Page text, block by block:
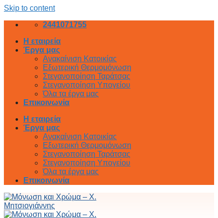
Skip to content
2441071755
Η εταιρεία
Έργα μας
Ανακαίνιση Κατοικίας
Εξωτερική Θερμομόνωση
Στεγανοποίηση Ταράτσας
Στεγανοποίηση Υπογείου
Όλα τα έργα μας
Επικοινωνία
Η εταιρεία
Έργα μας
Ανακαίνιση Κατοικίας
Εξωτερική Θερμομόνωση
Στεγανοποίηση Ταράτσας
Στεγανοποίηση Υπογείου
Όλα τα έργα μας
Επικοινωνία